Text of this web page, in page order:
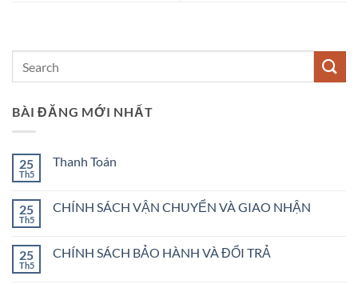
BÀI ĐĂNG MỚI NHẤT
25
Th5
Thanh Toán
luận
25
Th5
CHÍNH SÁCH VẬN CHUYỂN VÀ GIAO NHẬN
luận
25
Th5
CHÍNH SÁCH BẢO HÀNH VÀ ĐỔI TRẢ